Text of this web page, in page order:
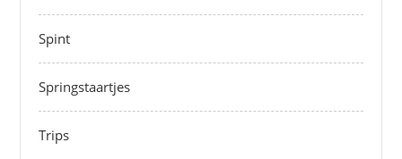
Spint
Springstaartjes
Trips